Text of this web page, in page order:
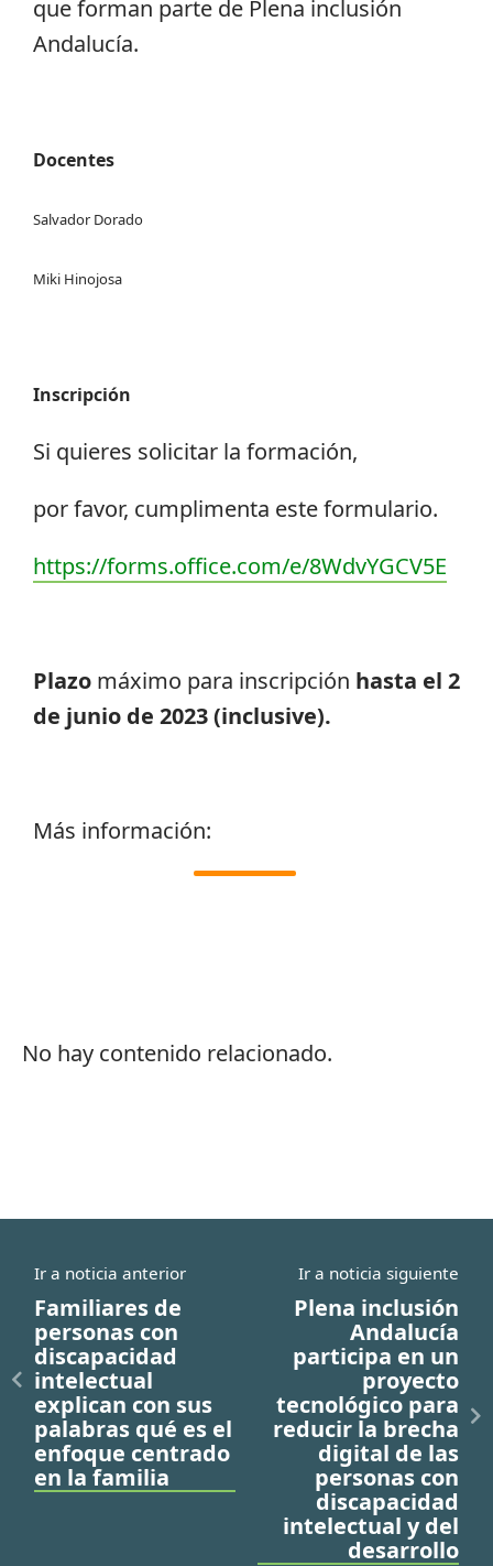
que forman parte de Plena inclusión
Andalucía.
Docentes
Salvador Dorado
Miki Hinojosa
Inscripción
Si quieres solicitar la formación,
por favor, cumplimenta este formulario.
https://forms.office.com/e/8WdvYGCV5E
Plazo máximo para inscripción hasta el 2
de junio de 2023 (inclusive).
Más información:
No hay contenido relacionado.
Ir a noticia anterior
Familiares de
personas con
discapacidad
intelectual
explican con sus
palabras qué es el
enfoque centrado
en la familia
Ir a noticia siguiente
Plena inclusión
Andalucía
participa en un
proyecto
tecnológico para
reducir la brecha
digital de las
personas con
discapacidad
intelectual y del
desarrollo